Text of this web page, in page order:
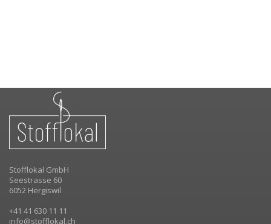
Stofflokal GmbH
Seestrasse 60
6052 Hergiswil
+41 41 630 11 11
info@stofflokal.ch